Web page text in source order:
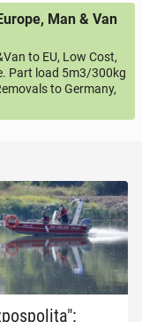
Man & Van
to EU, Low Cost,
Part load 5m3/300kg
to Germany,